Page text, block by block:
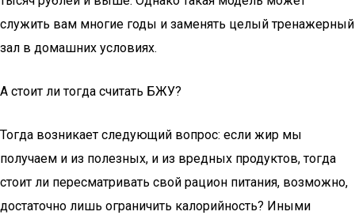
служить вам многие годы и заменять целый тренажерный
зал в домашних условиях.
А стоит ли тогда считать БЖУ?
Тогда возникает следующий вопрос: если жир мы
получаем и из полезных, и из вредных продуктов, тогда
стоит ли пересматривать свой рацион питания, возможно,
достаточно лишь ограничить калорийность? Иными